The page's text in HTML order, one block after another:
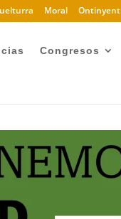
Moral Ontinyent
Congresos